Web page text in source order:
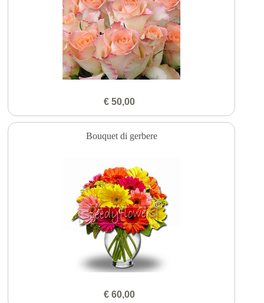
€ 50,00
Bouquet di gerbere
€ 60,00